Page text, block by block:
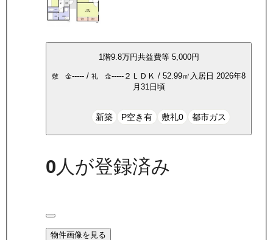
1 階9.8万円共益費等 5,000円
敷 金----- / 礼 金----- ２ＬＤＫ / 52.99㎡ 入居日 2026年8
月31日頃
新築 P空き有 敷礼0 都市ガス
0 人が登録済み
物件画像を見る